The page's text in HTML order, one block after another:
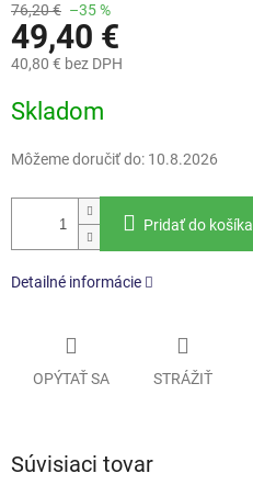
76,20 € –35 %
49,40 €
40,80 € bez DPH
cena:
Skladom
Môžeme doručiť do: 10.8.2026
Pridať do košíka
Detailné informácie
OPÝTAŤ SA STRÁŽIŤ
Súvisiaci tovar